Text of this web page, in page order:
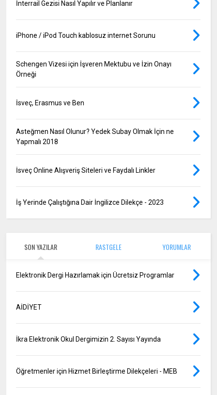
İnterrail Gezisi Nasıl Yapılır ve Planlanır
iPhone / iPod Touch kablosuz internet Sorunu
Schengen Vizesi için İşveren Mektubu ve İzin Onayı
Örneği
İsveç, Erasmus ve Ben
Asteğmen Nasıl Olunur? Yedek Subay Olmak İçin ne
Yapmalı 2018
İsveç Online Alışveriş Siteleri ve Faydalı Linkler
İş Yerinde Çalıştığına Dair İngilizce Dilekçe - 2023
SON YAZILAR RASTGELE YORUMLAR
Elektronik Dergi Hazırlamak için Ücretsiz Programlar
AİDİYET
İkra Elektronik Okul Dergimizin 2. Sayısı Yayında
Öğretmenler için Hizmet Birleştirme Dilekçeleri - MEB